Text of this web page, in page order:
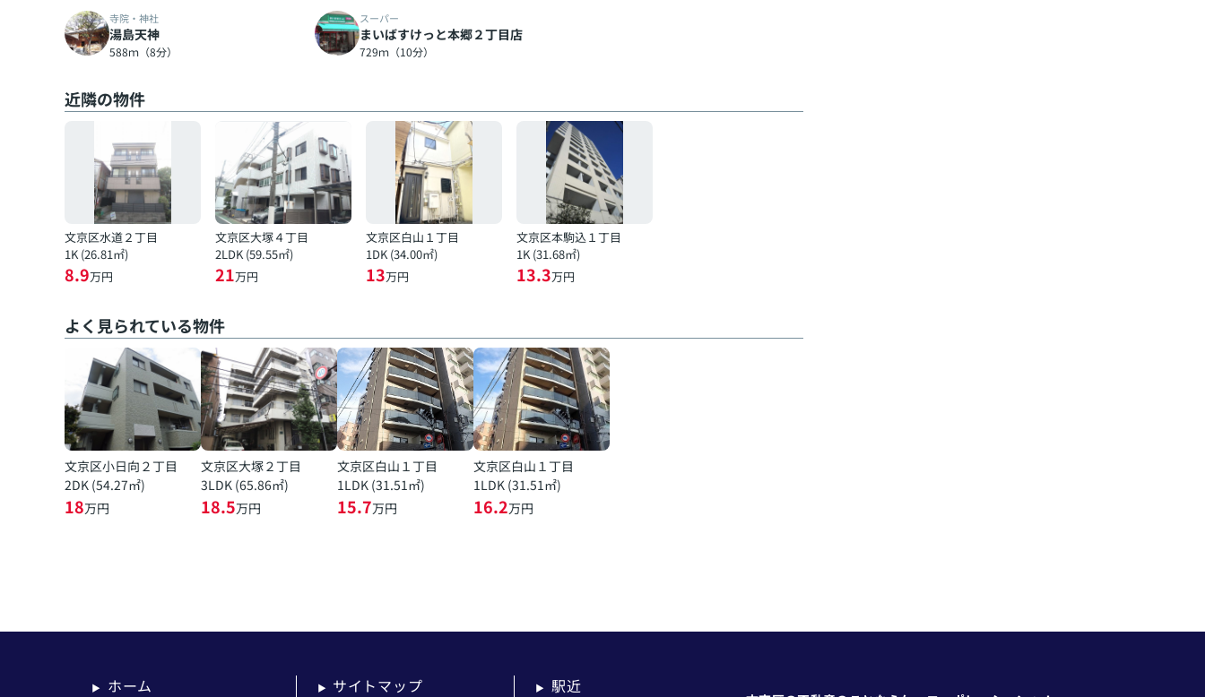
寺院・神社
湯島天神
588ｍ（8分）
スーパー
まいばすけっと本郷２丁目店
729ｍ（10分）
近隣の物件
文京区水道２丁目
1K (26.81㎡)
8.9万円
文京区大塚４丁目
2LDK (59.55㎡)
21万円
文京区白山１丁目
1DK (34.00㎡)
13万円
文京区本駒込１丁目
1K (31.68㎡)
13.3万円
よく見られている物件
文京区小日向２丁目
2DK (54.27㎡)
18万円
文京区大塚２丁目
3LDK (65.86㎡)
18.5万円
文京区白山１丁目
1LDK (31.51㎡)
15.7万円
文京区白山１丁目
1LDK (31.51㎡)
16.2万円
▶
ホーム
▶ サイトマップ
▶
駅近